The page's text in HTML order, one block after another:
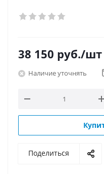
38 150 руб./шт
Наличие уточнять
Поделиться